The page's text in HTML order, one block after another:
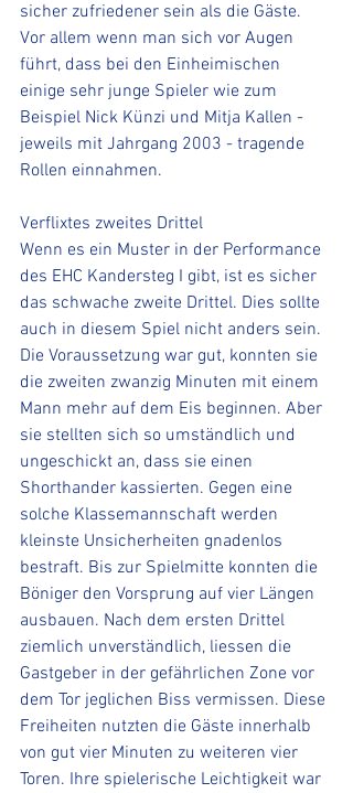
sicher zufriedener sein als die Gäste.
Vor allem wenn man sich vor Augen
führt, dass bei den Einheimischen
einige sehr junge Spieler wie zum
Beispiel Nick Künzi und Mitja Kallen -
jeweils mit Jahrgang 2003 - tragende
Rollen einnahmen.
Verflixtes zweites Drittel
Wenn es ein Muster in der Performance
des EHC Kandersteg I gibt, ist es sicher
das schwache zweite Drittel. Dies sollte
auch in diesem Spiel nicht anders sein.
Die Voraussetzung war gut, konnten sie
die zweiten zwanzig Minuten mit einem
Mann mehr auf dem Eis beginnen. Aber
sie stellten sich so umständlich und
ungeschickt an, dass sie einen
Shorthander kassierten. Gegen eine
solche Klassemannschaft werden
kleinste Unsicherheiten gnadenlos
bestraft. Bis zur Spielmitte konnten die
Böniger den Vorsprung auf vier Längen
ausbauen. Nach dem ersten Drittel
ziemlich unverständlich, liessen die
Gastgeber in der gefährlichen Zone vor
dem Tor jeglichen Biss vermissen. Diese
Freiheiten nutzten die Gäste innerhalb
von gut vier Minuten zu weiteren vier
Toren. Ihre spielerische Leichtigkeit war